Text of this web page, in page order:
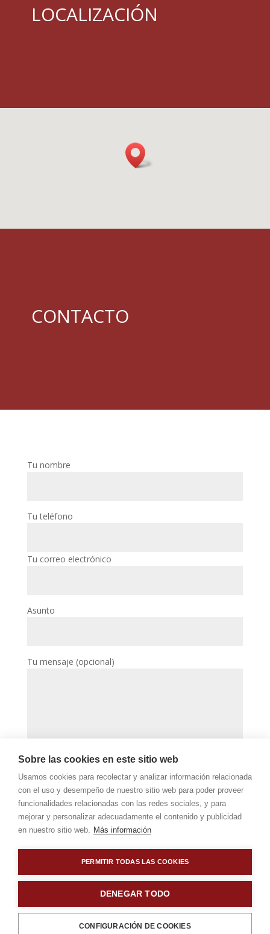
LOCALIZACIÓN
CONTACTO
Tu nombre
Tu teléfono
Tu correo electrónico
Asunto
Tu mensaje (opcional)
He leído y acepto las condiciones de la
declaración de privacidad
Calle Secundino Esnaola Nº2-1-D 20700
Sobre las cookies en este sitio web
Usamos cookies para recolectar y analizar información relacionada
con el uso y desempeño de nuestro sitio web para poder proveer
funcionalidades relacionadas con las redes sociales, y para
mejorar y personalizar adecuadamente el contenido y publicidad
en nuestro sitio web. Más información
PERMITIR TODAS LAS COOKIES
DENEGAR TODO
CONFIGURACIÓN DE COOKIES